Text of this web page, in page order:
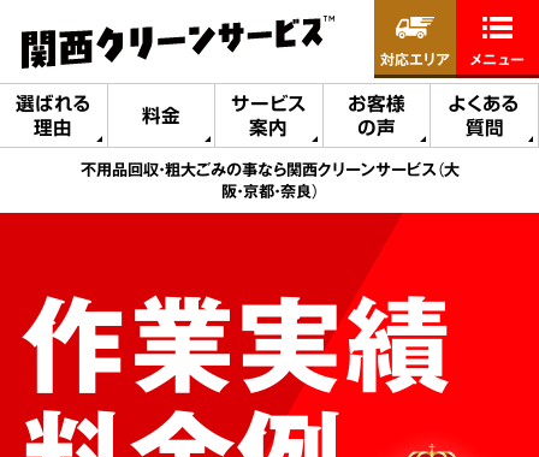
選ばれる
理由
料金
サービス
案内
お客様
の声
よくある
質問
対応エリア メニュー
不用品回収・粗大ごみの事なら関西クリーンサービス（大
阪・京都・奈良）
作業実績